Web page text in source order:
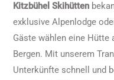
Kitzbühel Skihütten
exklusive Alpenlodge
Gäste wählen eine Hütte
Bergen. Mit unserem
Unterkünfte schnell und